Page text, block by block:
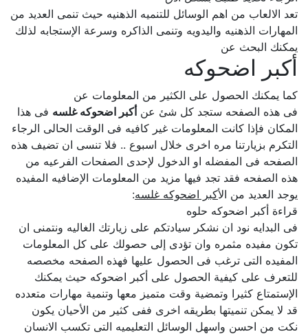
تعد الالعاب من اهم الوسائل للتنميه الذهنيه حيث تنمى العديد من
المهارات الذهنيه واليدويه وتنمى الذاكره وسرعة الإستجابه لذلك
يمكنك البحث عن
أكبر اضحوكه
كما يمكنك الحصول على الكثير من المعلومات عن
فى هذه الصفحه ستجد كل شئ عنأكبر اضحوكه غلسهفى هذا
المكان فإذا كانت المعلومات غير كافيه فى الوقت الحالى الرجاء
التكرم بزيارتنا مره اخرى خلال اسبوع .. فلا تنسى ان تضيف هذه
الصفحه فى المفضله او الدخول لإحدى الصفحات الفرعيه من
هذه الصفحه فقد تجد فيها مزيد من المعلومات الإضافيه المفيده
يوجد العديد من ال أكبر اضحوكه غلسه:
قراءة أكبر اضحوكه حلوه
فى البدايه نود ان نشكر سيادتكم على زيارتك الغاليه ونتمنى ان
تكون مفيده مثمره وان تؤدى إلى حصولك على كل المعلومات
المفيده التى ترغب فى الحصول عليها فهذه الصفحه مخصصه
للتعرف على كيفية الحصول على أكبر اضحوكه حيث يمكنك
الإستمتاع كثيرا وتمضية وقت متميز معها وتنمية مهارات متعدده
قد لا يمكن تنميتها بطريقه اخرى ففى كثير من الأحيان يكون
نكت من احسن واسهل الوسائل التعليميه التى تكسب الانسان